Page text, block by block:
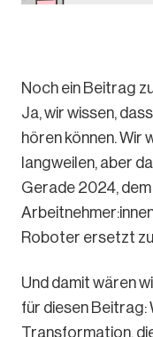
Noch ein Beitrag
Ja, wir wissen,
hören können. Wir
langweilen, aber
Gerade 2024, dem
Roboter ersetzt
Und damit wären
für diesen Beitrag:
Transformation,